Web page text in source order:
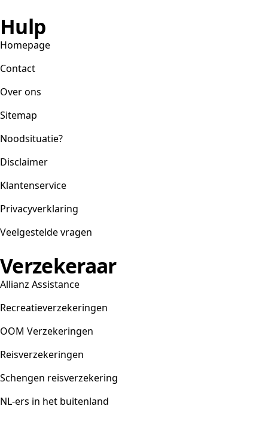
Hulp
Homepage
Contact
Over ons
Sitemap
Noodsituatie?
Disclaimer
Klantenservice
Privacyverklaring
Veelgestelde vragen
Verzekeraar
Allianz Assistance
Recreatieverzekeringen
OOM Verzekeringen
Reisverzekeringen
Schengen reisverzekering
NL-ers in het buitenland